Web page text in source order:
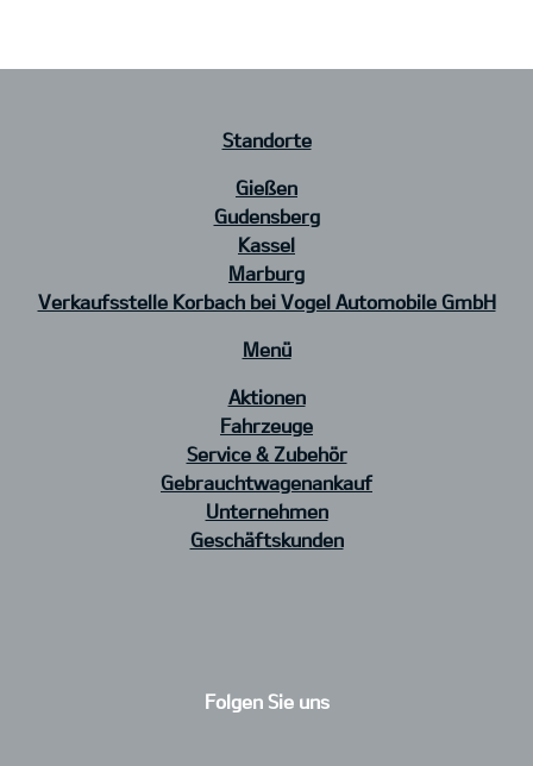
Standorte
Gießen
Gudensberg
Kassel
Marburg
Verkaufsstelle Korbach bei Vogel Automobile GmbH
Menü
Aktionen
Fahrzeuge
Service & Zubehör
Gebrauchtwagenankauf
Unternehmen
Geschäftskunden
Folgen Sie uns